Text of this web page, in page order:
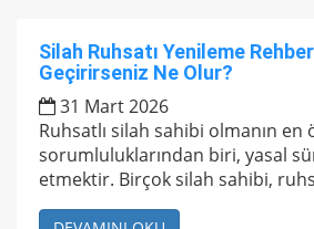
Silah Ruhsatı Yenileme
Geçirirseniz Ne Olur?
31 Mart 2026
Ruhsatlı silah sahibi olmanın en
sorumluluklarından biri, yasal
etmektir. Birçok silah sahibi,